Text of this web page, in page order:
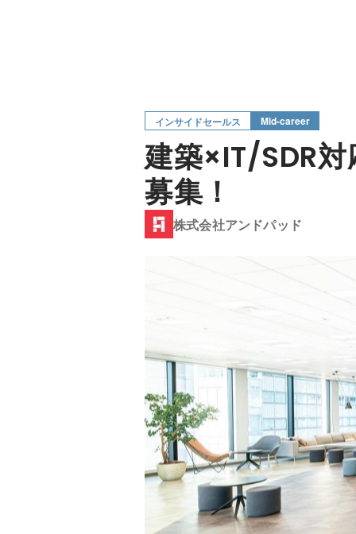
インサイドセールス Mid-career
建築×IT/SDR
募集！
株式会社アンドパッド